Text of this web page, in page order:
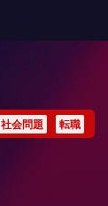
社会問題 転職